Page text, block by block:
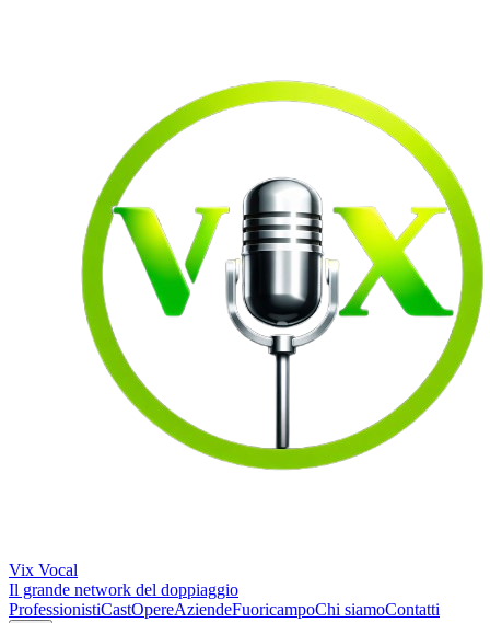
Vix Vocal
Il grande network del doppiaggio
ProfessionistiCastOpereAziendeFuoricampoChi siamoContatti